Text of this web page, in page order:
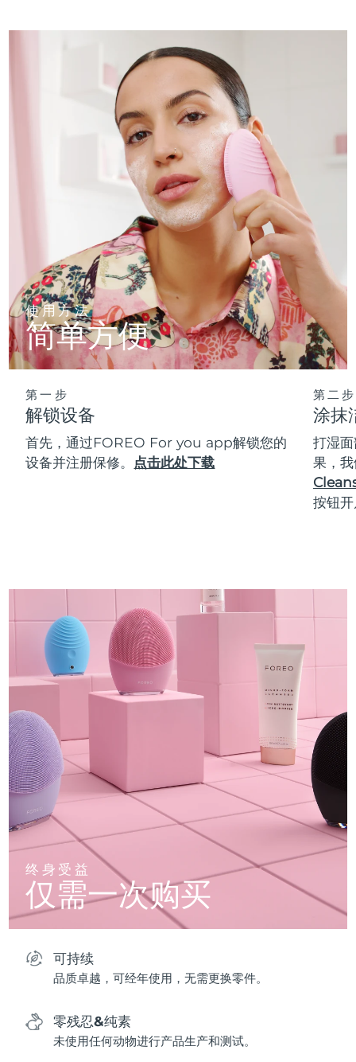
使用方法
简单方便
第一步
解锁设备
首先，通过FOREO For you app解锁您的
设备并注册保修。 点击此处下载
第二步
涂抹
打湿
果，
按钮
终身受益
仅需一次购买
可持续
品质卓越，可经年使用，无需更换零件。
零残忍&纯素
未使用任何动物进行产品生产和测试。